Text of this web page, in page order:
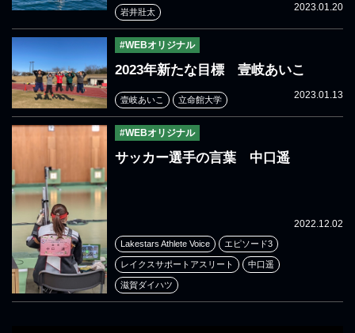
2023.01.20
岩井壯太
#WEBオリジナル
2023年新たな目標 壹岐あいこ
2023.01.13
壹岐あいこ 立命館大学
#WEBオリジナル
サッカー選手の言葉 中口遥
2022.12.02
Lakestars Athlete Voice エピソード3
レイクスサポートアスリート 中口遥
滋賀ダイハツ